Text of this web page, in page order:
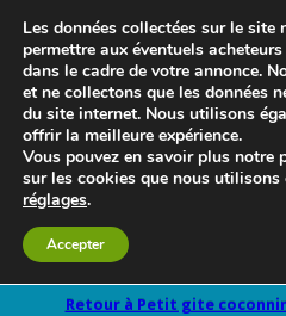
Retour à Petit gite
Les données collectées sur le site
permettre aux éventuels
dans le cadre de votre annonce.
et ne collectons que les données
du site internet. Nous utilisons
offrir la meilleure expérience.
Vous pouvez en savoir plus
sur les cookies que nous
réglages.
Accepter